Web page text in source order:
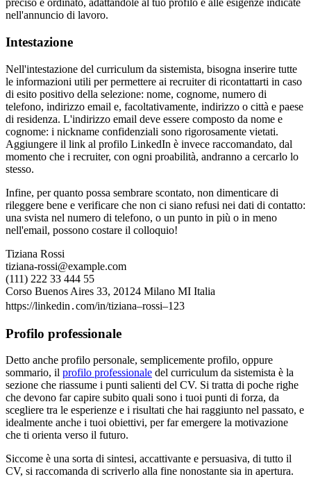
preciso e ordinato, adattandole al tuo profilo e alle esigenze indicate
nell'annuncio di lavoro.
Intestazione
Nell'intestazione del curriculum da sistemista, bisogna inserire tutte
le informazioni utili per permettere ai recruiter di ricontattarti in caso
di esito positivo della selezione: nome, cognome, numero di
telefono, indirizzo email e, facoltativamente, indirizzo o città e paese
di residenza. L'indirizzo email deve essere composto da nome e
cognome: i nickname confidenziali sono rigorosamente vietati.
Aggiungere il link al profilo LinkedIn è invece raccomandato, dal
momento che i recruiter, con ogni proabilità, andranno a cercarlo lo
stesso.
Infine, per quanto possa sembrare scontato, non dimenticare di
rileggere bene e verificare che non ci siano refusi nei dati di contatto:
una svista nel numero di telefono, o un punto in più o in meno
nell'email, possono costare il colloquio!
Tiziana Rossi
tiziana-rossi@example.com
(111) 222 33 444 55
Corso Buenos Aires 33, 20124 Milano MI Italia
https://linkedin․com/in/tiziana–rossi–123
Profilo professionale
Detto anche profilo personale, semplicemente profilo, oppure
sommario, il profilo professionale del curriculum da sistemista è la
sezione che riassume i punti salienti del CV. Si tratta di poche righe
che devono far capire subito quali sono i tuoi punti di forza, da
scegliere tra le esperienze e i risultati che hai raggiunto nel passato, e
idealmente anche i tuoi obiettivi, per far emergere la motivazione
che ti orienta verso il futuro.
Siccome è una sorta di sintesi, accattivante e persuasiva, di tutto il
CV, si raccomanda di scriverlo alla fine nonostante sia in apertura.